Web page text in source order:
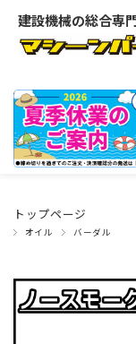
建設機械の総合専
トップページ
オイル バーダル